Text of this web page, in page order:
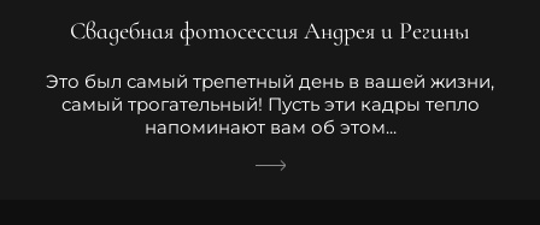
Свадебная фотосессия Андрея и Регины
Это был самый трепетный день в вашей жизни,
самый трогательный! Пусть эти кадры тепло
напоминают вам об этом...